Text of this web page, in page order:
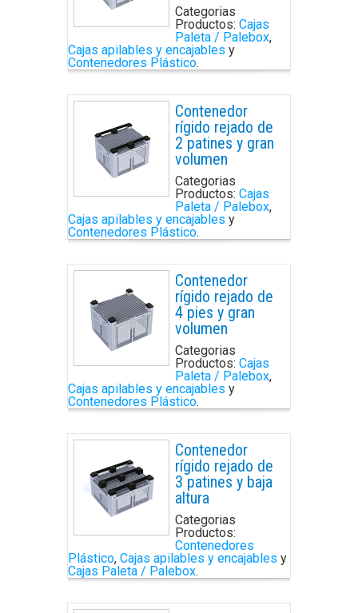
Categorias
Productos: Cajas
Paleta / Palebox,
Cajas apilables y encajables y
Contenedores Plástico.
Contenedor
rígido rejado de
2 patines y gran
volumen
Categorias
Productos: Cajas
Paleta / Palebox,
Cajas apilables y encajables y
Contenedores Plástico.
Contenedor
rígido rejado de
4 pies y gran
volumen
Categorias
Productos: Cajas
Paleta / Palebox,
Cajas apilables y encajables y
Contenedores Plástico.
Contenedor
rígido rejado de
3 patines y baja
altura
Categorias
Productos:
Contenedores
Plástico, Cajas apilables y encajables y
Cajas Paleta / Palebox.